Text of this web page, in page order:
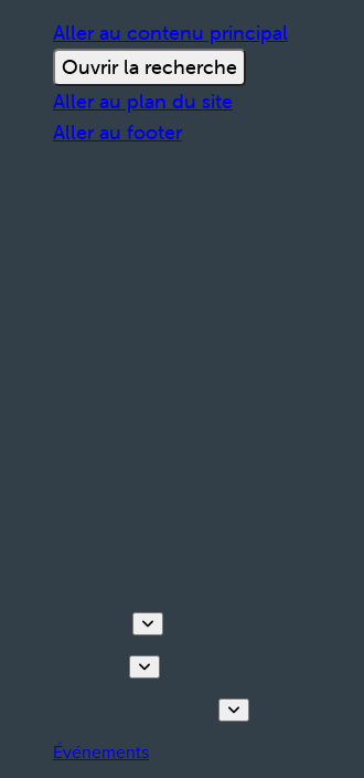
Aller au contenu principal
Ouvrir la recherche
Aller au plan du site
Aller au footer
Événements